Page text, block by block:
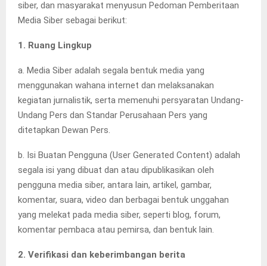
siber, dan masyarakat menyusun Pedoman Pemberitaan
Media Siber sebagai berikut:
1. Ruang Lingkup
a. Media Siber adalah segala bentuk media yang
menggunakan wahana internet dan melaksanakan
kegiatan jurnalistik, serta memenuhi persyaratan Undang-
Undang Pers dan Standar Perusahaan Pers yang
ditetapkan Dewan Pers.
b. Isi Buatan Pengguna (User Generated Content) adalah
segala isi yang dibuat dan atau dipublikasikan oleh
pengguna media siber, antara lain, artikel, gambar,
komentar, suara, video dan berbagai bentuk unggahan
yang melekat pada media siber, seperti blog, forum,
komentar pembaca atau pemirsa, dan bentuk lain.
2. Verifikasi dan keberimbangan berita